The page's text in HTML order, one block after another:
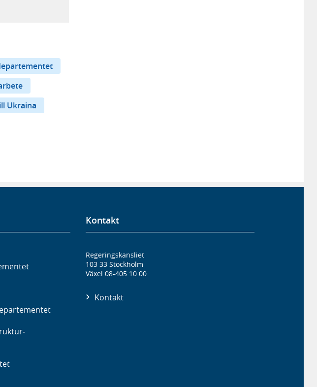
Ukraina
Kontakt
Regeringskansliet
103 33 Stockholm
Växel 08-405 10 00
Kontakt